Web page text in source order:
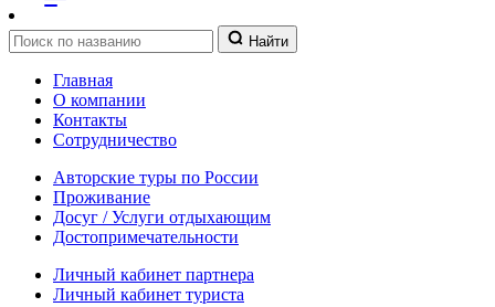
Найти
Главная
О компании
Контакты
Сотрудничество
Авторские туры по России
Проживание
Досуг / Услуги отдыхающим
Достопримечательности
Личный кабинет партнера
Личный кабинет туриста